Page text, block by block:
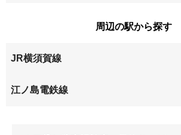
周辺の駅から探す
JR横須賀線
北鎌倉
江ノ島電鉄線